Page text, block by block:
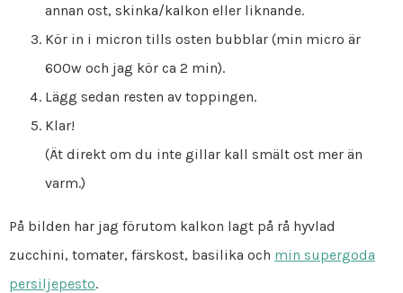
annan ost, skinka/kalkon eller liknande.
Kör in i micron tills osten bubblar (min micro är
600w och jag kör ca 2 min).
Lägg sedan resten av toppingen.
Klar!
(Ät direkt om du inte gillar kall smält ost mer än
varm.)
På bilden har jag förutom kalkon lagt på rå hyvlad
zucchini, tomater, färskost, basilika och min supergoda
persiljepesto.